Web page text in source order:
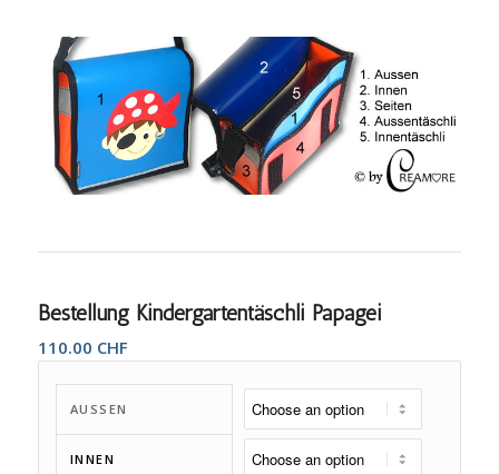
Bestellung Kindergartentäschli Papagei
110.00 CHF
AUSSEN
INNEN